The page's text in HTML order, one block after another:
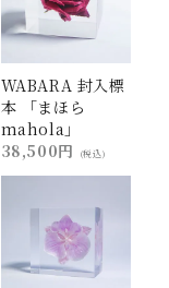
WABARA 封入標
本 「まほら
mahola」
38,500円
(税込)